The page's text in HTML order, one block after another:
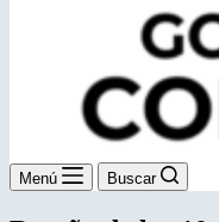
Menú Buscar